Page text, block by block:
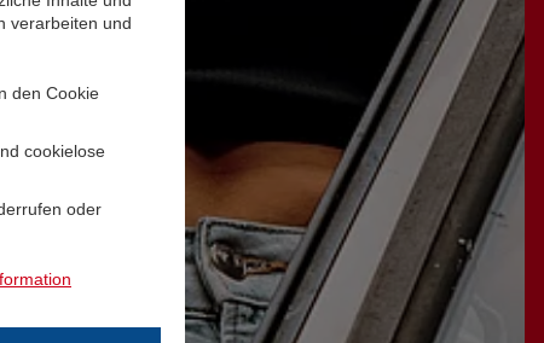
verarbeiten und
den Cookie
cookielose
oder